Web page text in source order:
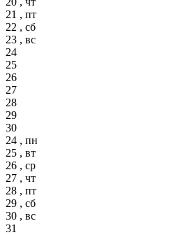
21 , пт
22 , сб
23 , вс
24
25
26
27
28
29
30
24 , пн
25 , вт
26 , ср
27 , чт
28 , пт
29 , сб
30 , вс
31